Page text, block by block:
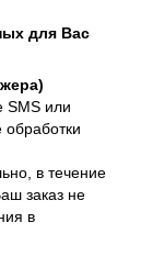
для Вас
SMS или
в течение
заказ не
в